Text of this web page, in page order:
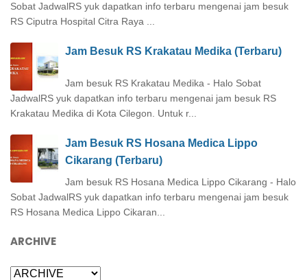
Sobat JadwalRS yuk dapatkan info terbaru mengenai jam besuk
RS Ciputra Hospital Citra Raya ...
Jam Besuk RS Krakatau Medika (Terbaru)
Jam besuk RS Krakatau Medika - Halo Sobat
JadwalRS yuk dapatkan info terbaru mengenai jam besuk RS
Krakatau Medika di Kota Cilegon. Untuk r...
Jam Besuk RS Hosana Medica Lippo
Cikarang (Terbaru)
Jam besuk RS Hosana Medica Lippo Cikarang - Halo
Sobat JadwalRS yuk dapatkan info terbaru mengenai jam besuk
RS Hosana Medica Lippo Cikaran...
ARCHIVE